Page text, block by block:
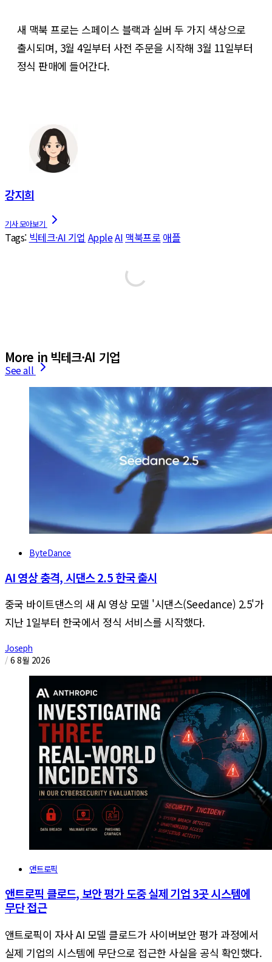
새 맥북 프로는 스페이스 블랙과 실버 두 가지 색상으로
출시되며, 3월 4일부터 사전 주문을 시작해 3월 11일부터
정식 판매에 들어간다.
강지희
Tags: 빅테크·AI 기업 AppleAI 맥북프로 애플
More in 빅테크·AI 기업
See all
ByteDance
AI 영상 충격, 시댄스 2.5 한국 출시
중국 바이트댄스의 새 AI 영상 모델 '시댄스(Seedance) 2.5'가
지난 1일부터 한국에서 정식 서비스를 시작했다.
Joseph
/ 6 8월 2026
앤트로픽
앤트로픽 클로드, 보안 평가 도중 실제 기업 3곳 시스템에
무단 접근
앤트로픽이 자사 AI 모델 클로드가 사이버보안 평가 과정에서
실제 기업의 시스템에 무단으로 접근한 사실을 공식 확인했다.